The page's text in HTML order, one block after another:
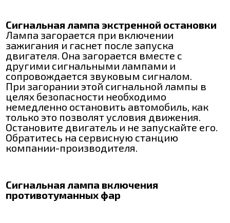
Сигнальная лампа экстренной остановки
Лампа загорается при включении
зажигания и гаснет после запуска
двигателя. Она загорается вместе с
другими сигнальными лампами и
сопровождается звуковым сигналом.
При загорании этой сигнальной лампы в
целях безопасности необходимо
немедленно остановить автомобиль, как
только это позволят условия движения.
Остановите двигатель и не запускайте его.
Обратитесь на сервисную станцию
компании-производителя.
Сигнальная лампа включения
противотуманных фар